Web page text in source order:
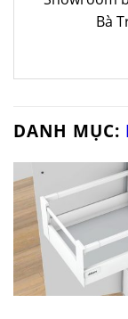
Bà
DANH MỤC: